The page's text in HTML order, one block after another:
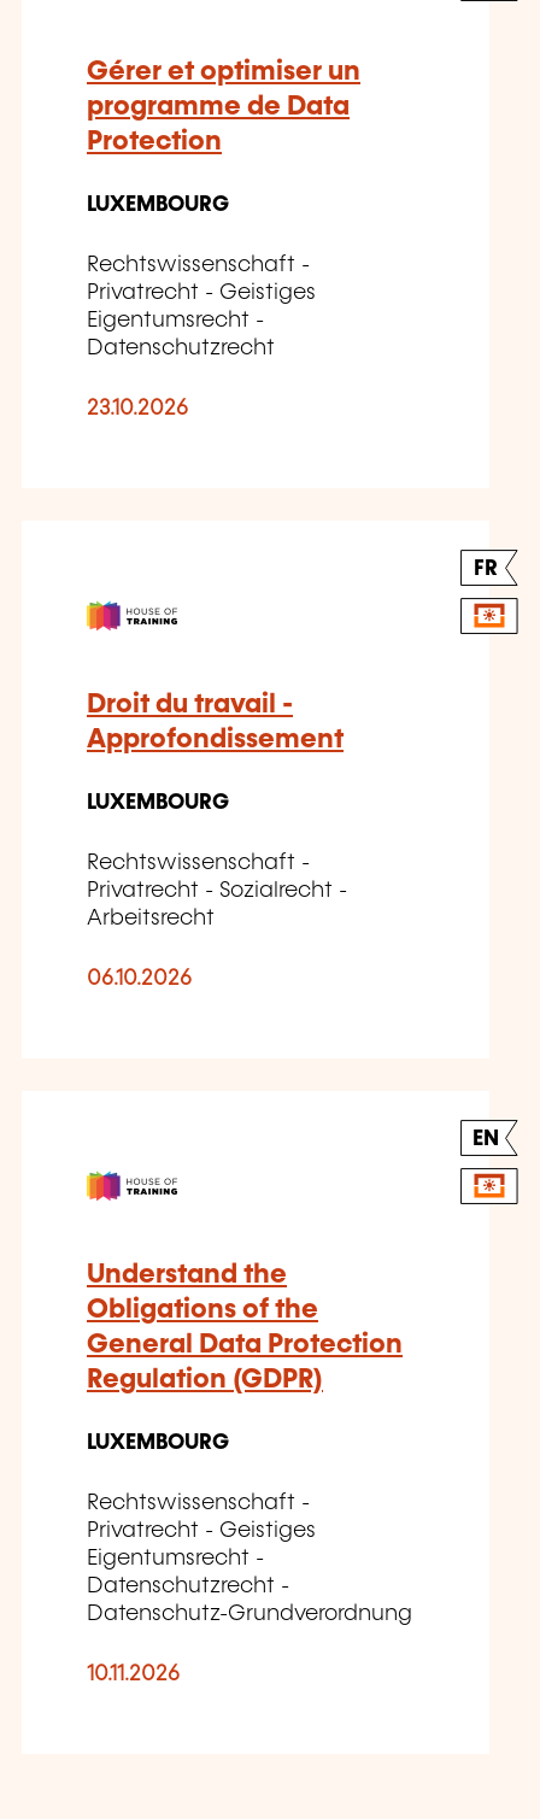
Gérer et optimiser un
programme de Data
Protection
LUXEMBOURG
Rechtswissenschaft -
Privatrecht - Geistiges
Eigentumsrecht -
Datenschutzrecht
23.10.2026
FR
Droit du travail -
Approfondissement
LUXEMBOURG
Rechtswissenschaft -
Privatrecht - Sozialrecht -
Arbeitsrecht
06.10.2026
EN
Understand the
Obligations of the
General Data Protection
Regulation (GDPR)
LUXEMBOURG
Rechtswissenschaft -
Privatrecht - Geistiges
Eigentumsrecht -
Datenschutzrecht -
Datenschutz-Grundverordnung
10.11.2026